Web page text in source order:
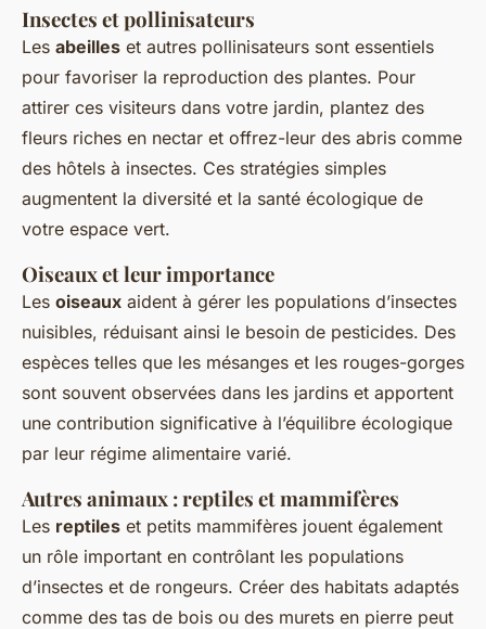
Insectes et pollinisateurs
Les abeilles et autres pollinisateurs sont essentiels
pour favoriser la reproduction des plantes. Pour
attirer ces visiteurs dans votre jardin, plantez des
fleurs riches en nectar et offrez-leur des abris comme
des hôtels à insectes. Ces stratégies simples
augmentent la diversité et la santé écologique de
votre espace vert.
Oiseaux et leur importance
Les oiseaux aident à gérer les populations d’insectes
nuisibles, réduisant ainsi le besoin de pesticides. Des
espèces telles que les mésanges et les rouges-gorges
sont souvent observées dans les jardins et apportent
une contribution significative à l’équilibre écologique
par leur régime alimentaire varié.
Autres animaux : reptiles et mammifères
Les reptiles et petits mammifères jouent également
un rôle important en contrôlant les populations
d’insectes et de rongeurs. Créer des habitats adaptés
comme des tas de bois ou des murets en pierre peut